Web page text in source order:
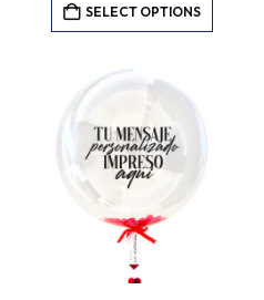
SELECT OPTIONS